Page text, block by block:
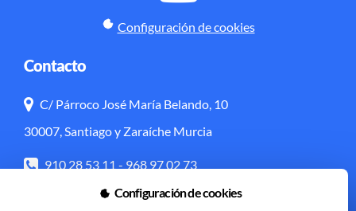
Configuración de cookies
Contacto
C/ Párroco José María Belando, 10
30007, Santiago y Zaraíche Murcia
910 28 53 11 - 968 97 02 73
info@voades.orgConfiguración de cookies